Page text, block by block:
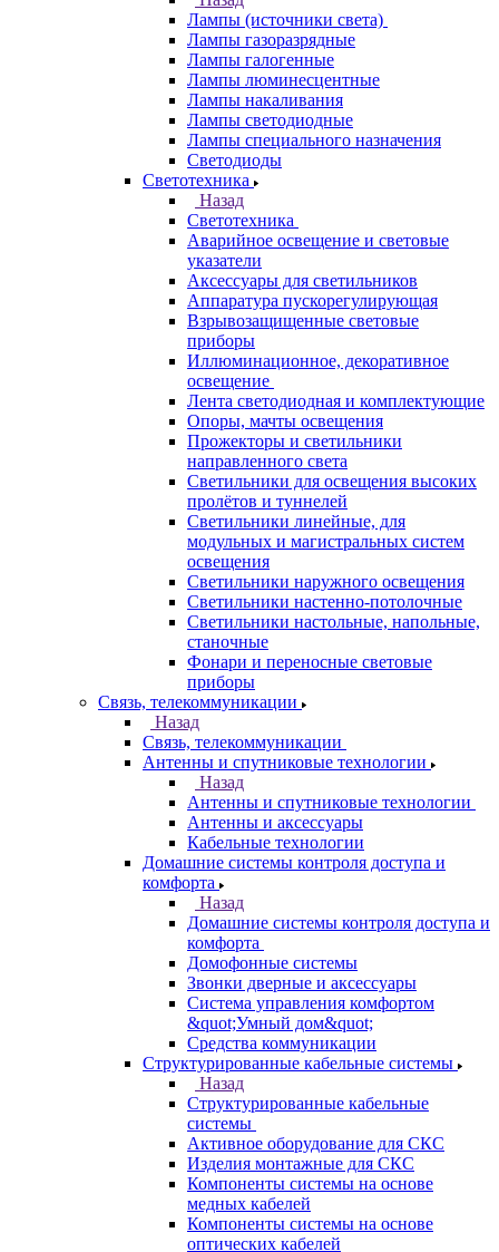
Лампы (источники света)
Лампы газоразрядные
Лампы галогенные
Лампы люминесцентные
Лампы накаливания
Лампы светодиодные
Лампы специального назначения
Светодиоды
Светотехника
Назад
Светотехника
Аварийное освещение и световые
указатели
Аксессуары для светильников
Аппаратура пускорегулирующая
Взрывозащищенные световые
приборы
Иллюминационное, декоративное
освещение
Лента светодиодная и комплектующие
Опоры, мачты освещения
Прожекторы и светильники
направленного света
Светильники для освещения высоких
пролётов и туннелей
Светильники линейные, для
модульных и магистральных систем
освещения
Светильники наружного освещения
Светильники настенно-потолочные
Светильники настольные, напольные,
станочные
Фонари и переносные световые
приборы
Связь, телекоммуникации
Назад
Связь, телекоммуникации
Антенны и спутниковые технологии
Назад
Антенны и спутниковые технологии
Антенны и аксессуары
Кабельные технологии
Домашние системы контроля доступа и
комфорта
Назад
Домашние системы контроля доступа и
комфорта
Домофонные системы
Звонки дверные и аксессуары
Система управления комфортом
&quot;Умный дом&quot;
Средства коммуникации
Структурированные кабельные системы
Назад
Структурированные кабельные
системы
Активное оборудование для СКС
Изделия монтажные для СКС
Компоненты системы на основе
медных кабелей
Компоненты системы на основе
оптических кабелей